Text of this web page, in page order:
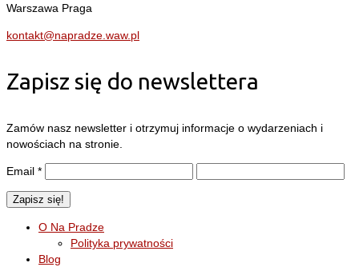
Warszawa Praga
kontakt@napradze.waw.pl
Zapisz się do newslettera
Zamów nasz newsletter i otrzymuj informacje o wydarzeniach i
nowościach na stronie.
Email *
O Na Pradze
Polityka prywatności
Blog